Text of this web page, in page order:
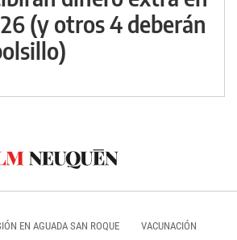
(y otros 4 deberán
EN AGUADA SAN ROQUE VACUNACIÓN